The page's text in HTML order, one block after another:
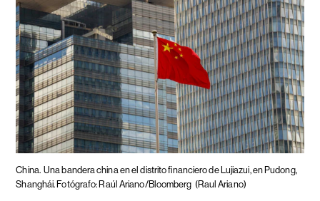
China. Una bandera china en el distrito financiero de Lujiazui, en Pudong,
Shanghái. Fotógrafo: Raúl Ariano/Bloomberg (Raul Ariano)